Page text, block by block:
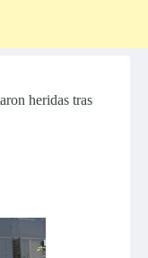
heridas tras